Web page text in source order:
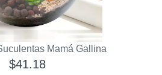
Mamá Gallina
$41.18